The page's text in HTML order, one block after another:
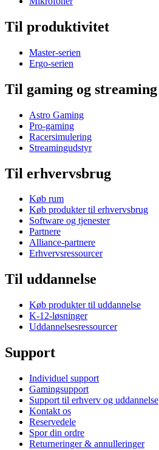
Til produktivitet
Master-serien
Ergo-serien
Til gaming og streaming
Astro Gaming
Pro-gaming
Racersimulering
Streamingudstyr
Til erhvervsbrug
Køb rum
Køb produkter til erhvervsbrug
Software og tjenester
Partnere
Alliance-partnere
Erhvervsressourcer
Til uddannelse
Køb produkter til uddannelse
K-12-løsninger
Uddannelsesressourcer
Support
Individuel support
Gamingsupport
Support til erhverv og uddannelse
Kontakt os
Reservedele
Spor din ordre
Returneringer & annulleringer